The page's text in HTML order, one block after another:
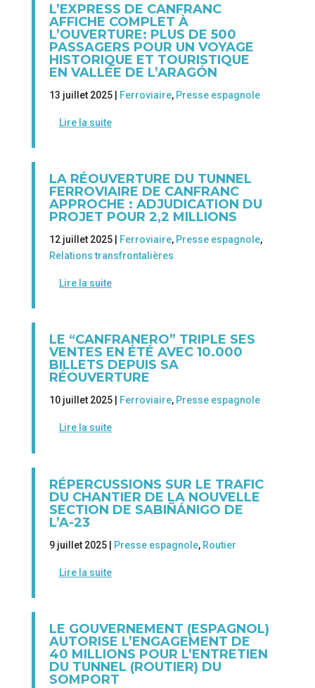
L’EXPRESS DE CANFRANC
AFFICHE COMPLET À
L’OUVERTURE: PLUS DE 500
PASSAGERS POUR UN VOYAGE
HISTORIQUE ET TOURISTIQUE
EN VALLÉE DE L’ARAGÓN
13 juillet 2025 | Ferroviaire, Presse espagnole
Lire la suite
LA RÉOUVERTURE DU TUNNEL
FERROVIAIRE DE CANFRANC
APPROCHE : ADJUDICATION DU
PROJET POUR 2,2 MILLIONS
12 juillet 2025 | Ferroviaire, Presse espagnole,
Relations transfrontalières
Lire la suite
LE “CANFRANERO” TRIPLE SES
VENTES EN ÉTÉ AVEC 10.000
BILLETS DEPUIS SA
RÉOUVERTURE
10 juillet 2025 | Ferroviaire, Presse espagnole
Lire la suite
RÉPERCUSSIONS SUR LE TRAFIC
DU CHANTIER DE LA NOUVELLE
SECTION DE SABIÑÁNIGO DE
L’A-23
9 juillet 2025 | Presse espagnole, Routier
Lire la suite
LE GOUVERNEMENT (ESPAGNOL)
AUTORISE L’ENGAGEMENT DE
40 MILLIONS POUR L’ENTRETIEN
DU TUNNEL (ROUTIER) DU
SOMPORT